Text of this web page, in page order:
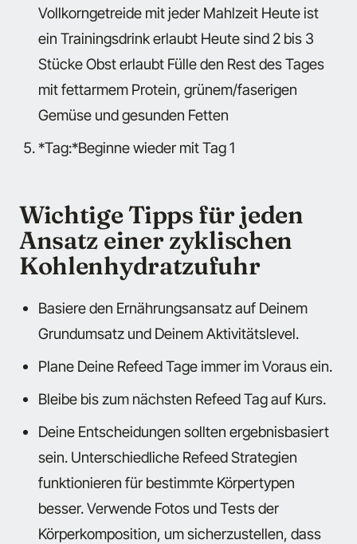
Vollkorngetreide mit jeder Mahlzeit Heute ist
ein Trainingsdrink erlaubt Heute sind 2 bis 3
Stücke Obst erlaubt Fülle den Rest des Tages
mit fettarmem Protein, grünem/faserigen
Gemüse und gesunden Fetten
*Tag:*Beginne wieder mit Tag 1
Wichtige Tipps für jeden
Ansatz einer zyklischen
Kohlenhydratzufuhr
Basiere den Ernährungsansatz auf Deinem
Grundumsatz und Deinem Aktivitätslevel.
Plane Deine Refeed Tage immer im Voraus ein.
Bleibe bis zum nächsten Refeed Tag auf Kurs.
Deine Entscheidungen sollten ergebnisbasiert
sein. Unterschiedliche Refeed Strategien
funktionieren für bestimmte Körpertypen
besser. Verwende Fotos und Tests der
Körperkomposition, um sicherzustellen, dass